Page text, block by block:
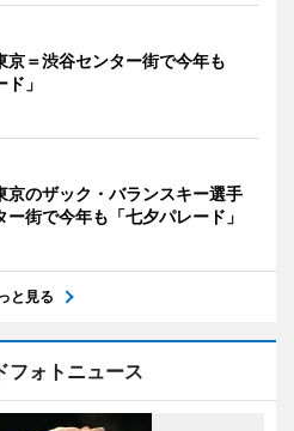
京＝渋谷センター街で今年も
ド」
京のザック・バランスキー選手
ー街で今年も「七夕パレード」
と見る
フォトニュース